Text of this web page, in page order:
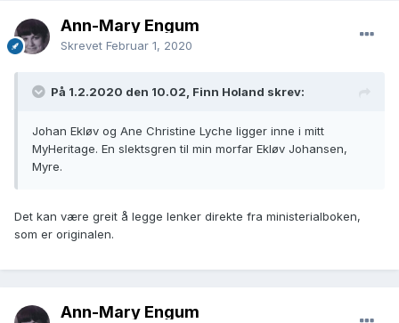
Ann-Mary Engum
Skrevet Februar 1, 2020
På 1.2.2020 den 10.02, Finn Holand skrev:
Johan Ekløv og Ane Christine Lyche ligger inne i mitt
MyHeritage. En slektsgren til min morfar Ekløv Johansen,
Myre.
Det kan være greit å legge lenker direkte fra ministerialboken,
som er originalen.
Ann-Mary Engum